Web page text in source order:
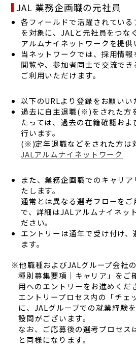
新卒採用
Career
キャリア採用
JAL 業務企画職の元社員
各フィールドで活躍されている
を対象に、JALと元社員をつな
アルムナイネットワークを提供
当ネットワークでは、採用情
閲覧や、参加者同士で交流で
ご利用いただけます。
以下のURLより登録をお願いい
過去に自主退職(※)をされた方
たっては、過去の在籍確認お
行います。
(※)定年退職などをされた方は
JALアルムナイネットワーク
また、業務企画職でのキャリ
たします。
通常とは異なる選考フローを
で、詳細はJALアルムナイネッ
ださい。
エントリーは通年で受け付け
ます。
※他職種およびJALグループ会社
種別募集要項｜キャリア」をご
用へのエントリーをお進めくだ
エントリープロセス内の「チェ
に、JALグループでの就業経験
設問がございます。
なお、ご応募後の選考プロセス
と同様になります。